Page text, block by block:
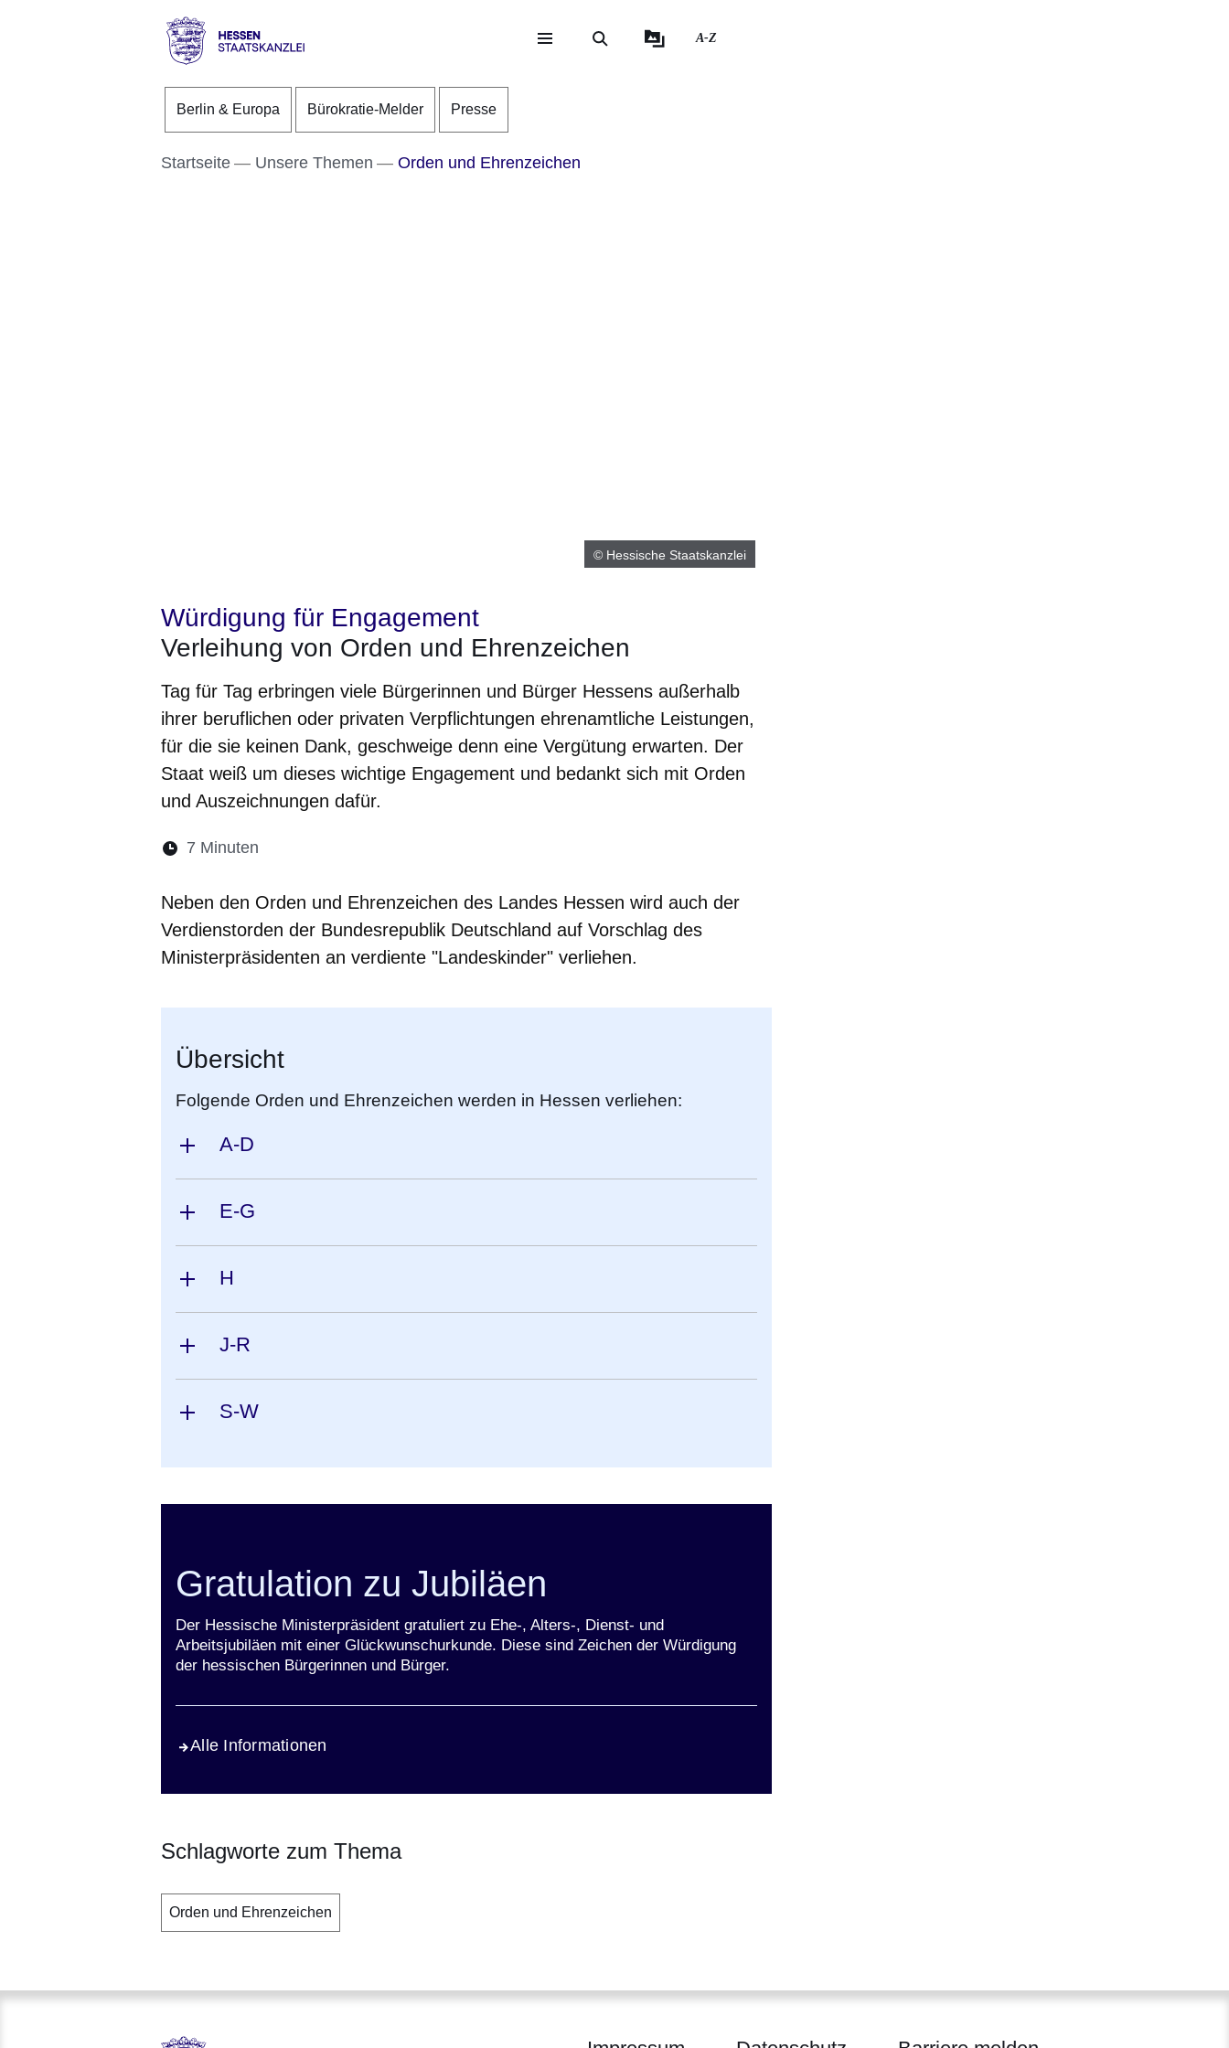
Direkt zum Kopf der Seite
Direkt zum Inhalt
Direkt zum Fuß der Seite
Staatskanzlei
A-Z
Berlin & Europa Bürokratie-Melder Presse
Startseite Unsere Themen Orden und Ehrenzeichen
© Hessische Staatskanzlei
Würdigung für Engagement
Verleihung von Orden und Ehrenzeichen
Tag für Tag erbringen viele Bürgerinnen und Bürger Hessens außerhalb
ihrer beruflichen oder privaten Verpflichtungen ehrenamtliche Leistungen,
für die sie keinen Dank, geschweige denn eine Vergütung erwarten. Der
Staat weiß um dieses wichtige Engagement und bedankt sich mit Orden
und Auszeichnungen dafür.
Lesedauer:
7 Minuten
Neben den Orden und Ehrenzeichen des Landes Hessen wird auch der
Verdienstorden der Bundesrepublik Deutschland auf Vorschlag des
Ministerpräsidenten an verdiente "Landeskinder" verliehen.
Übersicht
Folgende Orden und Ehrenzeichen werden in Hessen verliehen:
A-D
E-G
H
J-R
S-W
Gratulation zu Jubiläen
Der Hessische Ministerpräsident gratuliert zu Ehe-, Alters-, Dienst- und
Arbeitsjubiläen mit einer Glückwunschurkunde. Diese sind Zeichen der Würdigung
der hessischen Bürgerinnen und Bürger.
Alle Informationen
Schlagworte zum Thema
Orden und Ehrenzeichen